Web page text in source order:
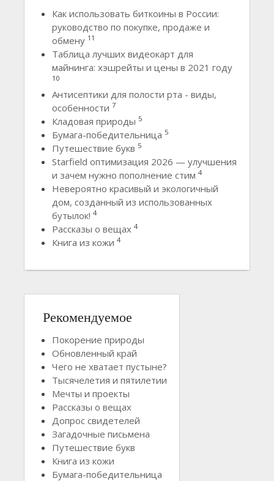
Как использовать биткоины в России:
руководство по покупке, продаже и
обмену 11
Таблица лучших видеокарт для
майнинга: хэшрейты и цены в 2021 году
10
Антисептики для полости рта - виды,
особенности 7
Кладовая природы 5
Бумага-победительница 5
Путешествие букв 5
Starfield оптимизация 2026 — улучшения
и зачем нужно пополнение стим 4
Невероятно красивый и экологичный
дом, созданный из использованных
бутылок! 4
Рассказы о вещах 4
Книга из кожи 4
Рекомендуемое
Покорение природы
Обновленный край
Чего не хватает пустыне?
Тысячелетия и пятилетии
Мечты и проекты
Рассказы о вещах
Допрос свидетелей
Загадочные письмена
Путешествие букв
Книга из кожи
Бумага-победительница